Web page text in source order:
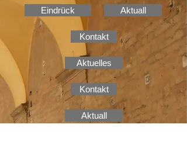
Eindrück Aktuall
Kontakt
Aktuelles
Kontakt
Aktuall